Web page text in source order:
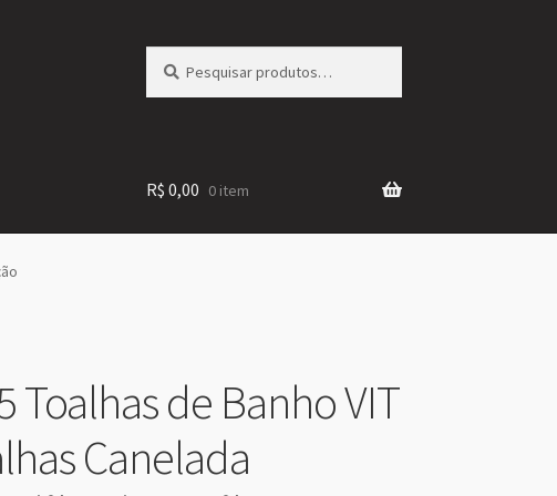
por:
R$ 0,00 0 item
Toalhas de Banho VIT
Canelada